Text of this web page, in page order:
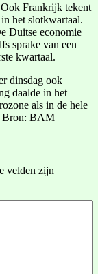
Frankrijk tekent
het slotkwartaal.
Duitse economie
sprake van een
kwartaal.
dinsdag ook
daalde in het
als in de hele
Bron: BAM
velden zijn